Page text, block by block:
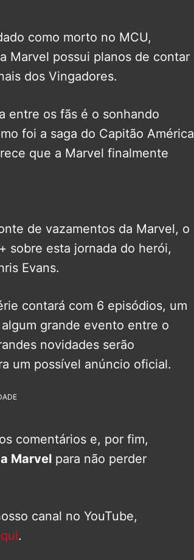
como morto no MCU,
Marvel possui planos de contar
dos Vingadores.
entre os fãs é o sonhando
foi a saga do Capitão América
que a Marvel finalmente
de vazamentos da Marvel, o
sobre esta jornada do herói,
Evans.
contará com 6 episódios, um
grande evento entre o
novidades serão
um possível anúncio oficial.
comentários e, por fim,
Marvel para não perder
canal no YouTube,
.